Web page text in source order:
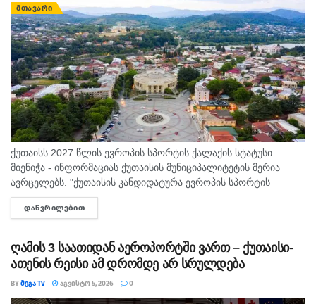
ᲛᲗᲐᲕᲐᲠᲘ
ქუთაისს 2027 წლის ევროპის სპორტის ქალაქის სტატუსი
მიენიჭა - ინფორმაციას ქუთაისის მუნიციპალიტეტის მერია
ავრცელებს. "ქუთაისის კანდიდატურა ევროპის სპორტის
დედაქალაქებისა და ქალაქების ფედერაციაში ( ACES )
„ევროპის სპორტის ქალაქი 2027“-ის სტატუსის...
ᲓᲐᲬᲕᲠᲘᲚᲔᲑᲘᲗ
ღამის 3 საათიდან აეროპორტში ვართ – ქუთაისი-
ათენის რეისი ამ დრომდე არ სრულდება
BYᲛᲔᲒᲐ TV ᲐᲒᲕᲘᲡᲢᲝ 5, 2026 0